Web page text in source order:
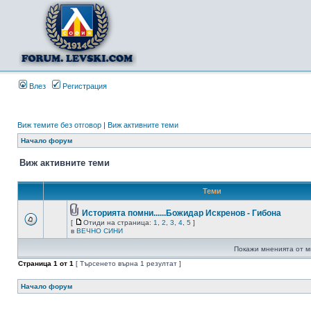
Влез Регистрация
Виж темите без отговор | Виж активните теми
Начало форум
Виж активните теми
Теми
Историята помни......Божидар Искренов - Гибона
[ Отиди на страница: 1 2 3 4 5 ]
в ВЕЧНО СИНИ
Покажи мненията от
Страница 1 от 1 [ Търсенето върна 1 резултат ]
Начало форум